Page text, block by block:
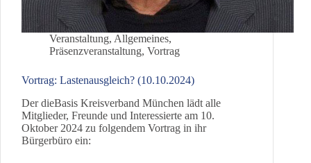
Veranstaltung, Allgemeines,
Präsenzveranstaltung, Vortrag
Vortrag: Lastenausgleich? (10.10.2024)
Der dieBasis Kreisverband München lädt alle
Mitglieder, Freunde und Interessierte am 10.
Oktober 2024 zu folgendem Vortrag in ihr
Bürgerbüro ein: